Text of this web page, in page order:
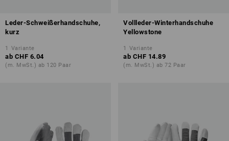
Leder-Schweißerhandschuhe,
kurz
1 Variante
ab CHF 6.04
(m. MwSt.) ab 120 Paar
Vollleder-Winterhandschuhe
Yellowstone
1 Variante
ab CHF 14.89
(m. MwSt.) ab 72 Paar